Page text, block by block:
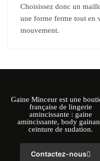
Choisissez donc un
une forme ferme tout en
mouvement.
Gaine Minceur est une
française de lingerie
amincissante : gaine
amincissante, body
ceinture de sudation.
Contactez-nous